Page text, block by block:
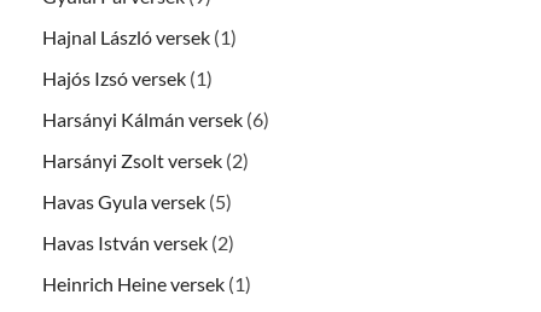
Hajnal László versek (1)
Hajós Izsó versek (1)
Harsányi Kálmán versek (6)
Harsányi Zsolt versek (2)
Havas Gyula versek (5)
Havas István versek (2)
Heinrich Heine versek (1)